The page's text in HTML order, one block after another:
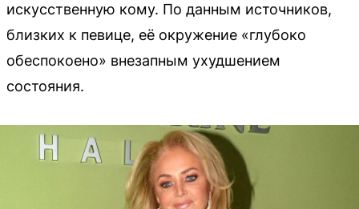
искусственную кому. По данным источников,
близких к певице, её окружение «глубоко
обеспокоено» внезапным ухудшением
состояния.